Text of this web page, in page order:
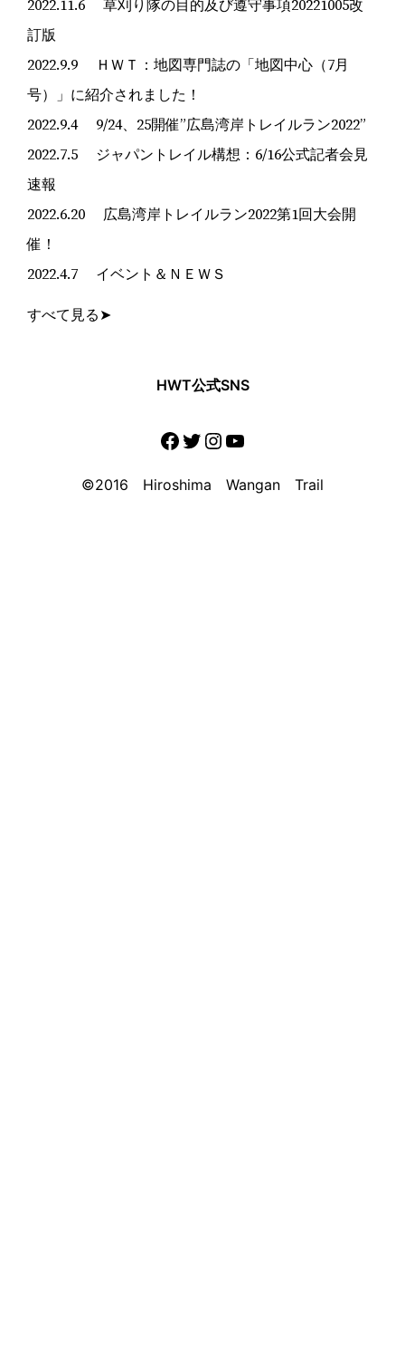
2022.11.6 草刈り隊の目的及び遵守事項20221005改
訂版
2022.9.9 ＨＷＴ：地図専門誌の「地図中心（7月
号）」に紹介されました！
2022.9.4 9/24、25開催”広島湾岸トレイルラン2022”
2022.7.5 ジャパントレイル構想：6/16公式記者会見
速報
2022.6.20 広島湾岸トレイルラン2022第1回大会開
催！
2022.4.7 イベント＆ＮＥＷＳ
すべて見る➤
HWT公式SNS
Facebook
Twitter
Instagram
YouTube
©2016 Hiroshima Wangan Trail